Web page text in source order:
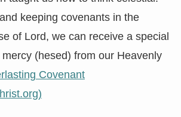
keeping covenants in the
of Lord, we can receive a special
(hesed) from our Heavenly
Covenant